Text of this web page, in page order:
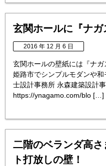
玄関ホールに『ナガ
2016 年 12 月 6 日
玄関ホールの壁紙には『ナ
姫路市でシンプルモダンや
士設計事務所 永森建築設
https://ynagamo.com/blo […]
二階のベランダ高
ト打放しの壁！